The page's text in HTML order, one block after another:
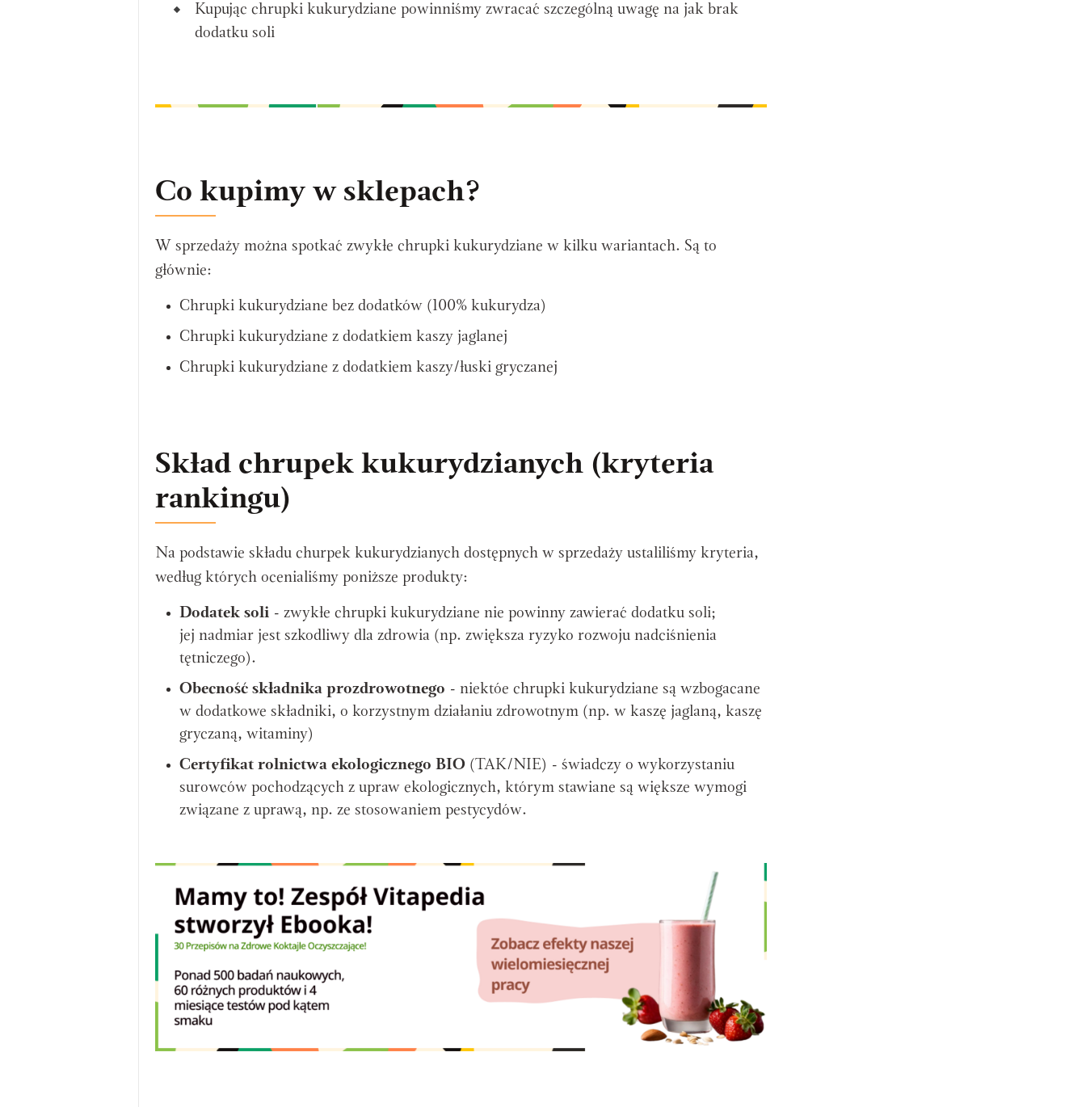
Kupując chrupki kukurydziane powinniśmy zwracać szczególną uwagę na jak brak
dodatku soli
Co kupimy w sklepach?
W sprzedaży można spotkać zwykłe chrupki kukurydziane w kilku wariantach. Są to
głównie:
Chrupki kukurydziane bez dodatków (100% kukurydza)
Chrupki kukurydziane z dodatkiem kaszy jaglanej
Chrupki kukurydziane z dodatkiem kaszy/łuski gryczanej
Skład chrupek kukurydzianych (kryteria
rankingu)
Na podstawie składu churpek kukurydzianych dostępnych w sprzedaży ustaliliśmy kryteria,
według których ocenialiśmy poniższe produkty:
Dodatek soli - zwykłe chrupki kukurydziane nie powinny zawierać dodatku soli;
jej nadmiar jest szkodliwy dla zdrowia (np. zwiększa ryzyko rozwoju nadciśnienia
tętniczego).
Obecność składnika prozdrowotnego - niektóe chrupki kukurydziane są wzbogacane
w dodatkowe składniki, o korzystnym działaniu zdrowotnym (np. w kaszę jaglaną, kaszę
gryczaną, witaminy)
Certyfikat rolnictwa ekologicznego BIO (TAK/NIE) - świadczy o wykorzystaniu
surowców pochodzących z upraw ekologicznych, którym stawiane są większe wymogi
związane z uprawą, np. ze stosowaniem pestycydów.